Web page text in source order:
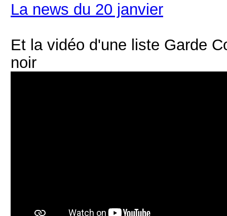
La news du 20 janvier
Et la vidéo d'une liste Garde
noir